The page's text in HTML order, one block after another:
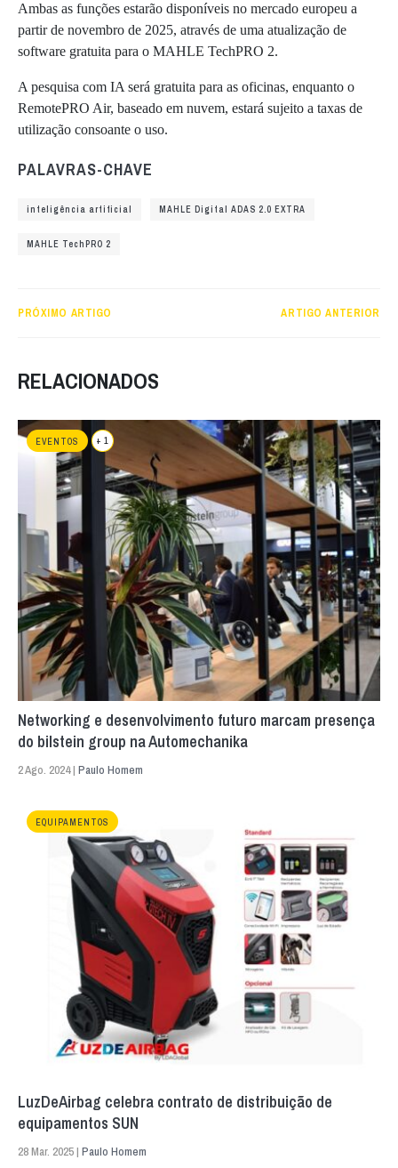
Ambas as funções estarão disponíveis no mercado europeu a
partir de novembro de 2025, através de uma atualização de
software gratuita para o MAHLE TechPRO 2.
A pesquisa com IA será gratuita para as oficinas, enquanto o
RemotePRO Air, baseado em nuvem, estará sujeito a taxas de
utilização consoante o uso.
PALAVRAS-CHAVE
inteligência artificial MAHLE Digital ADAS 2.0 EXTRA
MAHLE TechPRO 2
PRÓXIMO ARTIGO ARTIGO ANTERIOR
RELACIONADOS
EVENTOS + 1
Networking e desenvolvimento futuro marcam presença
do bilstein group na Automechanika
2 Ago. 2024 | Paulo Homem
EQUIPAMENTOS
LuzDeAirbag celebra contrato de distribuição de
equipamentos SUN
28 Mar. 2025 | Paulo Homem